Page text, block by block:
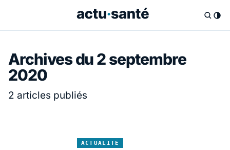
Archives du 2 septembre
2020
2 articles publiés
ACTUALITÉ